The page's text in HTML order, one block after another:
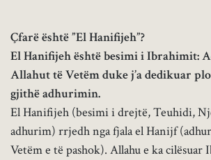
Çfarë është ”El Hanifijeh”?
El Hanifijeh është besimi i Ibrahimit:
Allahut të Vetëm duke j’a dedikuar
gjithë adhurimin.
El Hanifijeh (besimi i drejtë, Teuhidi,
adhurim) rrjedh nga fjala el Hanijf
Vetëm e të pashok). Allahu e ka